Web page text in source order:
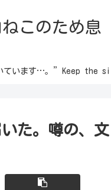
このため息
置いています…。”Keep
た。噂の、文